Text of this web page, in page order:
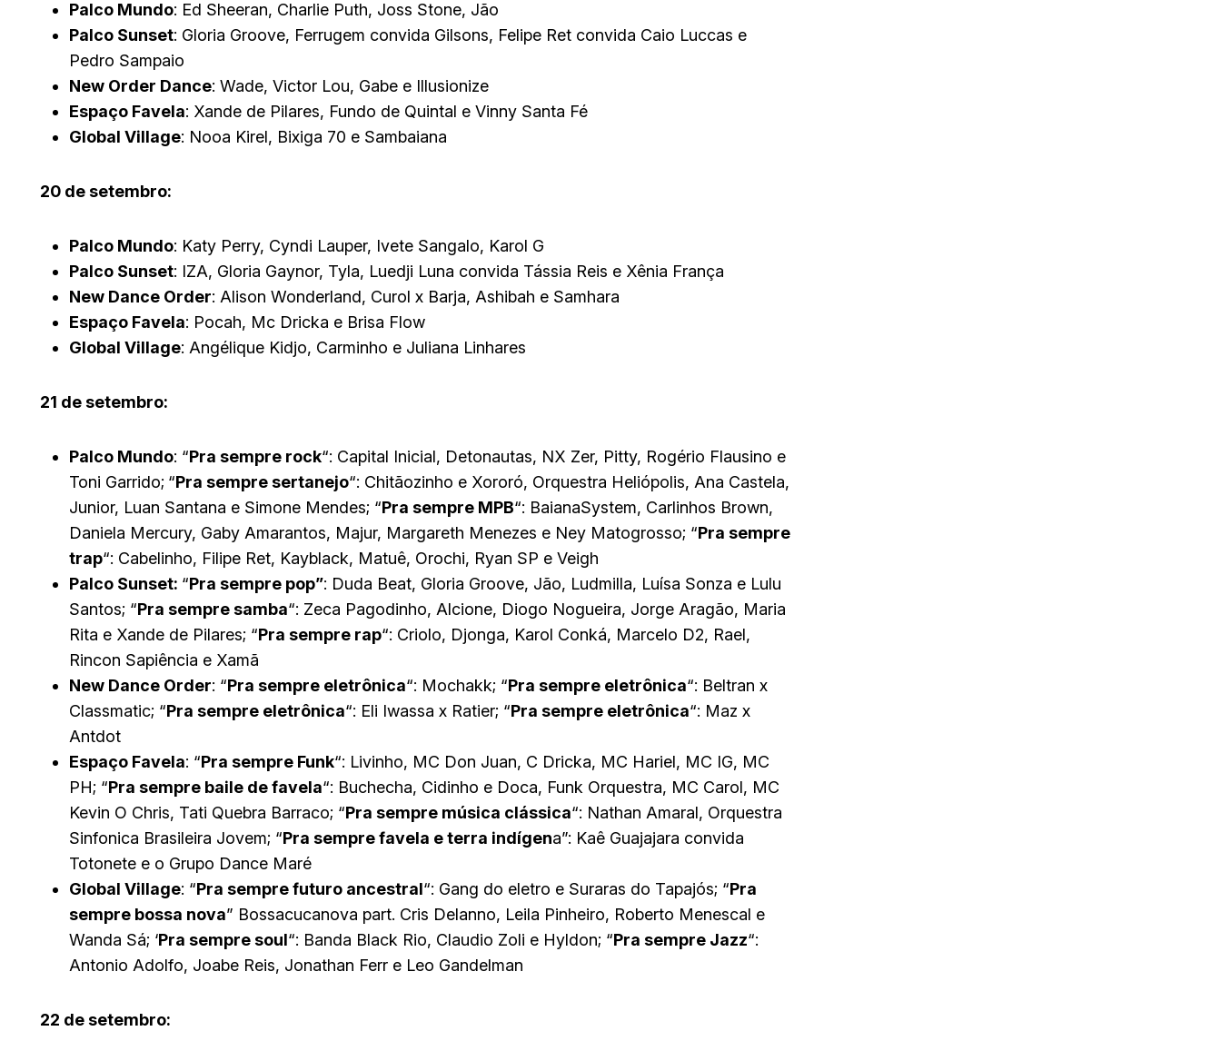
Palco Mundo: Ed Sheeran, Charlie Puth, Joss Stone, Jão
Palco Sunset: Gloria Groove, Ferrugem convida Gilsons, Felipe Ret convida Caio Luccas e
Pedro Sampaio
New Order Dance: Wade, Victor Lou, Gabe e Illusionize
Espaço Favela: Xande de Pilares, Fundo de Quintal e Vinny Santa Fé
Global Village: Nooa Kirel, Bixiga 70 e Sambaiana
20 de setembro:
Palco Mundo: Katy Perry, Cyndi Lauper, Ivete Sangalo, Karol G
Palco Sunset: IZA, Gloria Gaynor, Tyla, Luedji Luna convida Tássia Reis e Xênia França
New Dance Order: Alison Wonderland, Curol x Barja, Ashibah e Samhara
Espaço Favela: Pocah, Mc Dricka e Brisa Flow
Global Village: Angélique Kidjo, Carminho e Juliana Linhares
21 de setembro:
Palco Mundo: “Pra sempre rock“: Capital Inicial, Detonautas, NX Zer, Pitty, Rogério Flausino e
Toni Garrido; “Pra sempre sertanejo“: Chitãozinho e Xororó, Orquestra Heliópolis, Ana Castela,
Junior, Luan Santana e Simone Mendes; “Pra sempre MPB“: BaianaSystem, Carlinhos Brown,
Daniela Mercury, Gaby Amarantos, Majur, Margareth Menezes e Ney Matogrosso; “Pra sempre
trap“: Cabelinho, Filipe Ret, Kayblack, Matuê, Orochi, Ryan SP e Veigh
Palco Sunset: “Pra sempre pop”: Duda Beat, Gloria Groove, Jão, Ludmilla, Luísa Sonza e Lulu
Santos; “Pra sempre samba“: Zeca Pagodinho, Alcione, Diogo Nogueira, Jorge Aragão, Maria
Rita e Xande de Pilares; “Pra sempre rap“: Criolo, Djonga, Karol Conká, Marcelo D2, Rael,
Rincon Sapiência e Xamã
New Dance Order: “Pra sempre eletrônica“: Mochakk; “Pra sempre eletrônica“: Beltran x
Classmatic; “Pra sempre eletrônica“: Eli Iwassa x Ratier; “Pra sempre eletrônica“: Maz x
Antdot
Espaço Favela: “Pra sempre Funk“: Livinho, MC Don Juan, C Dricka, MC Hariel, MC IG, MC
PH; “Pra sempre baile de favela“: Buchecha, Cidinho e Doca, Funk Orquestra, MC Carol, MC
Kevin O Chris, Tati Quebra Barraco; “Pra sempre música clássica“: Nathan Amaral, Orquestra
Sinfonica Brasileira Jovem; “Pra sempre favela e terra indígena”: Kaê Guajajara convida
Totonete e o Grupo Dance Maré
Global Village: “Pra sempre futuro ancestral“: Gang do eletro e Suraras do Tapajós; “Pra
sempre bossa nova” Bossacucanova part. Cris Delanno, Leila Pinheiro, Roberto Menescal e
Wanda Sá; ‘Pra sempre soul“: Banda Black Rio, Claudio Zoli e Hyldon; “Pra sempre Jazz“:
Antonio Adolfo, Joabe Reis, Jonathan Ferr e Leo Gandelman
22 de setembro: